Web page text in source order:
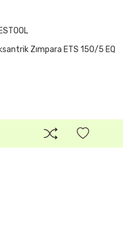
Zımpara ETS 150/5 EQ